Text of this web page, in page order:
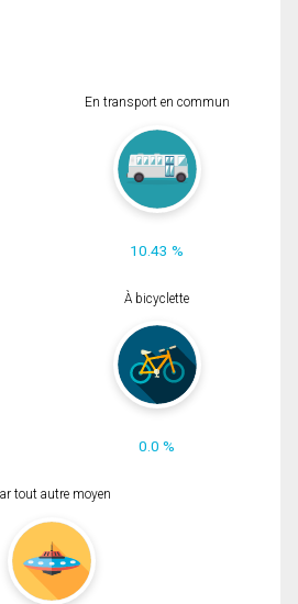
En transport en commun
10.43 %
À bicyclette
0.0 %
tout autre moyen